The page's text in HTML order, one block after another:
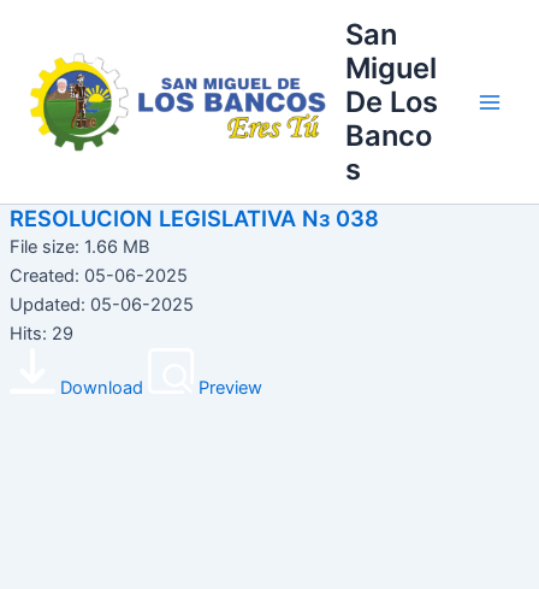
contenido
San
Miguel
De Los
Banco
s
RESOLUCION LEGISLATIVA Nз 038
File size: 1.66 MB
Created: 05-06-2025
Updated: 05-06-2025
Hits: 29
Download Preview